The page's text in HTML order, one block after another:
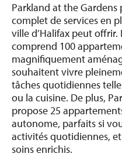
Parkland at the
complet de services en
ville d’Halifax peut offrir.
comprend 100
magnifiquement
souhaitent vivre
tâches quotidiennes
ou la cuisine. De plus,
propose 25
autonome, parfaits si
activités quotidiennes,
soins enrichis.